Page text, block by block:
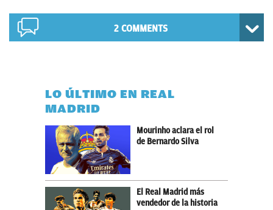
2 COMMENTS
LO ÚLTIMO EN REAL
MADRID
Mourinho aclara el rol
de Bernardo Silva
El Real Madrid más
vendedor de la historia